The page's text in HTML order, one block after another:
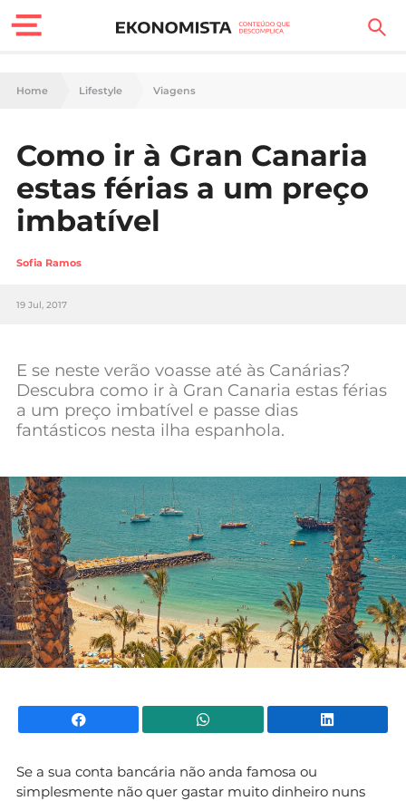
Finanças Pessoais
Carreira
Casa
Lifestyle
Sociedade
Negócios
Mundial 2026
Home Lifestyle Viagens
Como ir à Gran Canaria
estas férias a um preço
imbatível
Sofia Ramos
19 Jul, 2017
E se neste verão voasse até às Canárias?
Descubra como ir à Gran Canaria estas férias
a um preço imbatível e passe dias
fantásticos nesta ilha espanhola.
Facebook WhatsApp
Se a sua conta bancária não anda famosa ou
simplesmente não quer gastar muito dinheiro nuns